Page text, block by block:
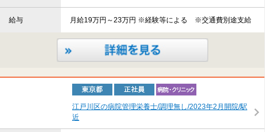
給与 月給19万円～23万円 ※経験等による ※交通費別途支給
江戸川区の病院管理栄養士/調理無し/2023年2月開院/駅
近